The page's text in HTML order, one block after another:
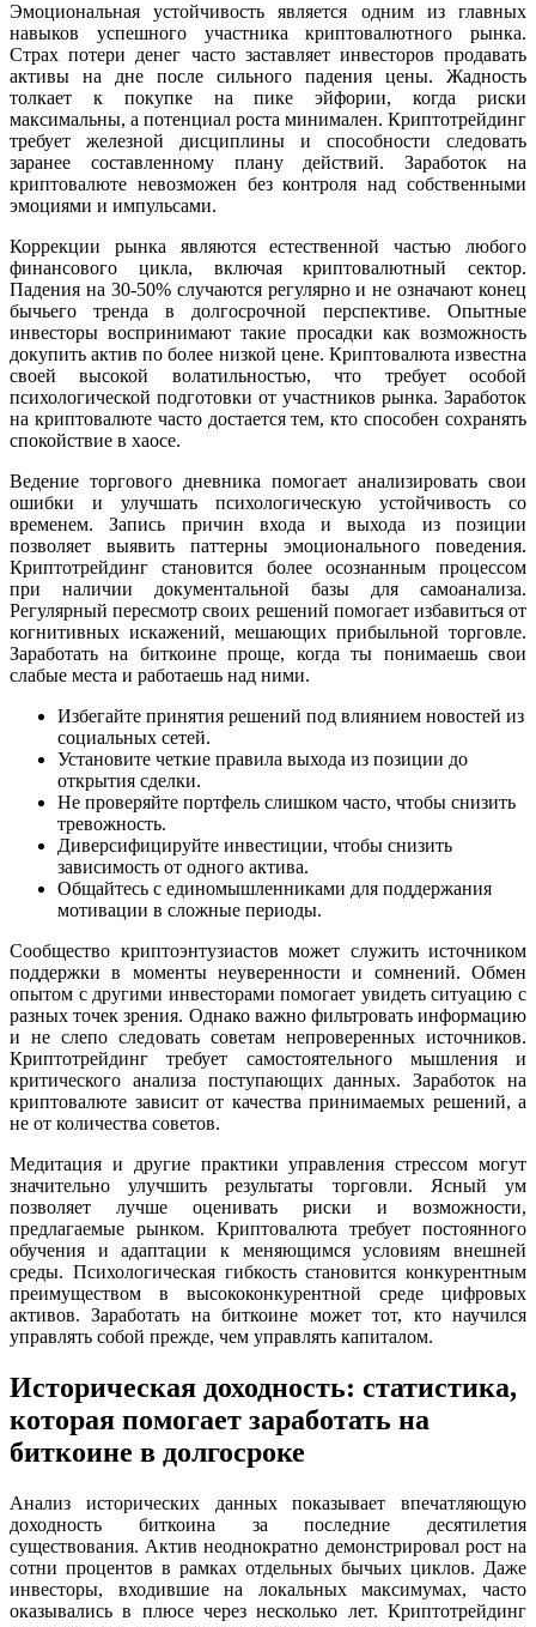
Эмоциональная устойчивость является одним из главных
навыков успешного участника криптовалютного рынка.
Страх потери денег часто заставляет инвесторов продавать
активы на дне после сильного падения цены. Жадность
толкает к покупке на пике эйфории, когда риски
максимальны, а потенциал роста минимален. Криптотрейдинг
требует железной дисциплины и способности следовать
заранее составленному плану действий. Заработок на
криптовалюте невозможен без контроля над собственными
эмоциями и импульсами.
Коррекции рынка являются естественной частью любого
финансового цикла, включая криптовалютный сектор.
Падения на 30-50% случаются регулярно и не означают конец
бычьего тренда в долгосрочной перспективе. Опытные
инвесторы воспринимают такие просадки как возможность
докупить актив по более низкой цене. Криптовалюта известна
своей высокой волатильностью, что требует особой
психологической подготовки от участников рынка. Заработок
на криптовалюте часто достается тем, кто способен сохранять
спокойствие в хаосе.
Ведение торгового дневника помогает анализировать свои
ошибки и улучшать психологическую устойчивость со
временем. Запись причин входа и выхода из позиции
позволяет выявить паттерны эмоционального поведения.
Криптотрейдинг становится более осознанным процессом
при наличии документальной базы для самоанализа.
Регулярный пересмотр своих решений помогает избавиться от
когнитивных искажений, мешающих прибыльной торговле.
Заработать на биткоине проще, когда ты понимаешь свои
слабые места и работаешь над ними.
Избегайте принятия решений под влиянием новостей из
социальных сетей.
Установите четкие правила выхода из позиции до
открытия сделки.
Не проверяйте портфель слишком часто, чтобы снизить
тревожность.
Диверсифицируйте инвестиции, чтобы снизить
зависимость от одного актива.
Общайтесь с единомышленниками для поддержания
мотивации в сложные периоды.
Сообщество криптоэнтузиастов может служить источником
поддержки в моменты неуверенности и сомнений. Обмен
опытом с другими инвесторами помогает увидеть ситуацию с
разных точек зрения. Однако важно фильтровать информацию
и не слепо следовать советам непроверенных источников.
Криптотрейдинг требует самостоятельного мышления и
критического анализа поступающих данных. Заработок на
криптовалюте зависит от качества принимаемых решений, а
не от количества советов.
Медитация и другие практики управления стрессом могут
значительно улучшить результаты торговли. Ясный ум
позволяет лучше оценивать риски и возможности,
предлагаемые рынком. Криптовалюта требует постоянного
обучения и адаптации к меняющимся условиям внешней
среды. Психологическая гибкость становится конкурентным
преимуществом в высококонкурентной среде цифровых
активов. Заработать на биткоине может тот, кто научился
управлять собой прежде, чем управлять капиталом.
Историческая доходность: статистика,
которая помогает заработать на
биткоине в долгосроке
Анализ исторических данных показывает впечатляющую
доходность биткоина за последние десятилетия
существования. Актив неоднократно демонстрировал рост на
сотни процентов в рамках отдельных бычьих циклов. Даже
инвесторы, входившие на локальных максимумах, часто
оказывались в плюсе через несколько лет. Криптотрейдинг